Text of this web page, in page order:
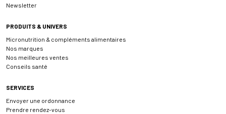
Newsletter
PRODUITS & UNIVERS
Micronutrition & compléments alimentaires
Nos marques
Nos meilleures ventes
Conseils santé
SERVICES
Envoyer une ordonnance
Prendre rendez-vous